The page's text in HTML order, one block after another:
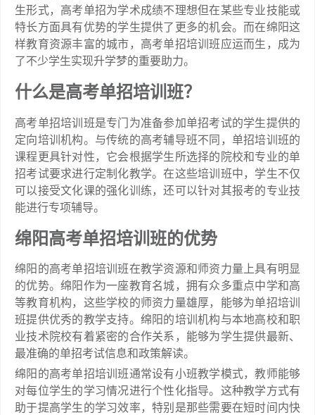
生形式，高考单招为学术成绩不理想但在某些专业技能或
特长方面具有优势的学生提供了更多的机会。而在绵阳这
样教育资源丰富的城市，高考单招培训班应运而生，成为
了不少学生实现升学梦的重要助力。
什么是高考单招培训班？
高考单招培训班是专门为准备参加单招考试的学生提供的
定向培训机构。与传统的高考辅导班不同，单招培训班的
课程更具针对性，它会根据学生所选择的院校和专业的单
招考试要求进行定制化教学。在这些培训班中，学生不仅
可以接受文化课的强化训练，还可以针对其报考的专业技
能进行专项辅导。
绵阳高考单招培训班的优势
绵阳的高考单招培训班在教学资源和师资力量上具有明显
的优势。绵阳作为一座教育名城，拥有众多重点中学和高
等教育机构，这些学校的师资力量雄厚，能够为单招培训
班提供优秀的教学支持。绵阳的培训机构与本地高校和职
业技术院校有着紧密的合作关系，能够为学生提供最新、
最准确的单招考试信息和政策解读。
绵阳的高考单招培训班通常设有小班教学模式，教师能够
对每位学生的学习情况进行个性化指导。这种教学方式有
助于提高学生的学习效率，特别是那些需要在短时间内快